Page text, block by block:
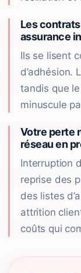
Les
assurance
Ils se lisent
d’adhésion.
tandis que
minuscule
Votre perte
réseau en
Interruption
reprise des
des listes
attrition
coûts qui